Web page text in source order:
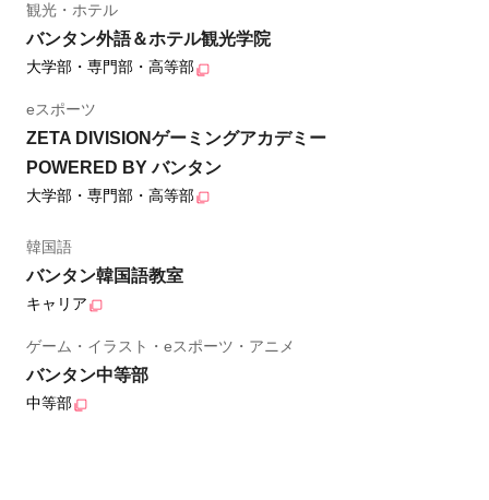
観光・ホテル
バンタン外語＆ホテル観光学院
大学部・専門部・高等部
eスポーツ
ZETA DIVISIONゲーミングアカデミー
POWERED BY バンタン
大学部・専門部・高等部
韓国語
バンタン韓国語教室
キャリア
ゲーム・イラスト・eスポーツ・アニメ
バンタン中等部
中等部